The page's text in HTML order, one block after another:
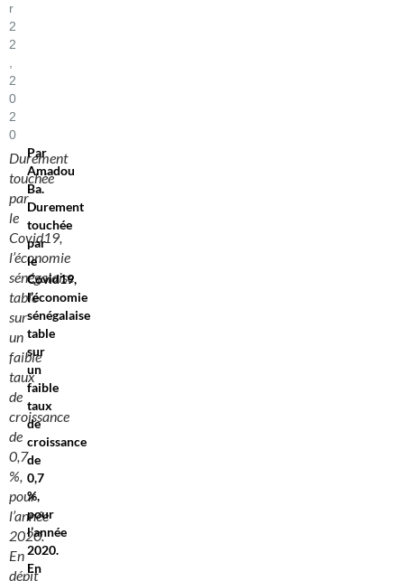
R
2
2
2
0
2
0
Durement
touchée
par
le
Covid19,
l’économie
sénégalaise
table
sur
un
faible
taux
de
croissance
de
0,7
%,
pour
l’année
2020.
En
dépit
Par
Amadou
Ba.
Durement
touchée
par
le
Covid19,
l’économie
sénégalaise
table
sur
un
faible
taux
de
croissance
de
0,7
%,
pour
l’année
2020.
En